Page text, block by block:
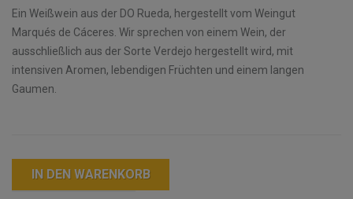
Ein Weißwein aus der DO Rueda, hergestellt vom Weingut
Marqués de Cáceres. Wir sprechen von einem Wein, der
ausschließlich aus der Sorte Verdejo hergestellt wird, mit
intensiven Aromen, lebendigen Früchten und einem langen
Gaumen.
IN DEN WARENKORB